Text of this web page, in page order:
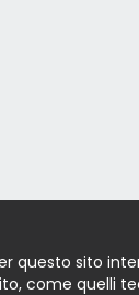
questo sito
come quelli